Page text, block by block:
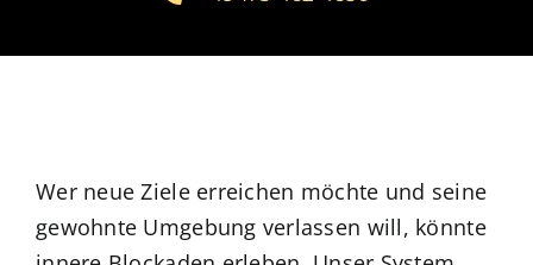
Verlegerin Deborah Bichlmeier
Wer neue Ziele erreichen möchte und seine
gewohnte Umgebung verlassen will, könnte